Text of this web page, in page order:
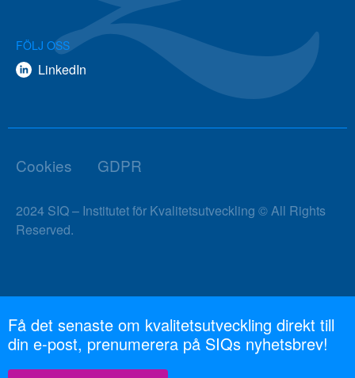
FÖLJ OSS
LinkedIn
Cookies GDPR
2024 SIQ – Institutet för Kvalitetsutveckling © All Rights
Reserved.
Få det senaste om kvalitetsutveckling direkt till
din e-post, prenumerera på SIQs nyhetsbrev!